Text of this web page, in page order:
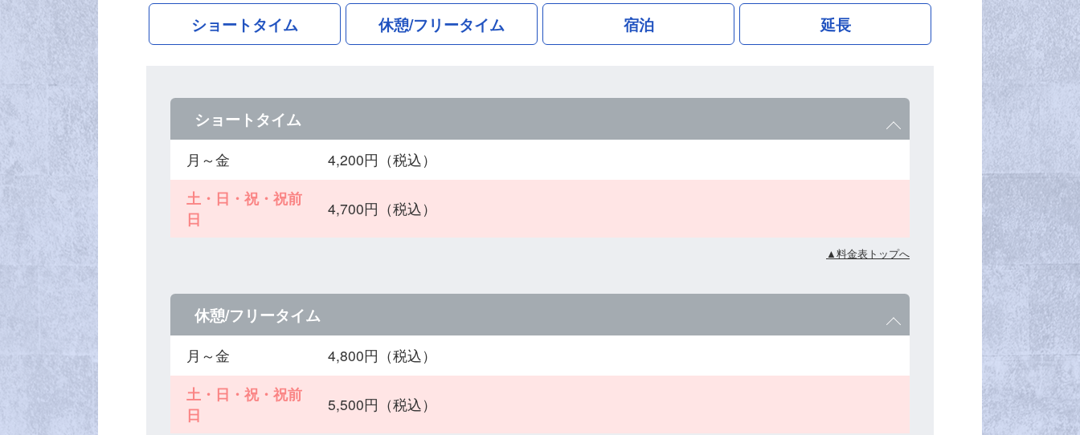
ショートタイム 休憩/フリータイム 宿泊 延長
ショートタイム
月～金
4,200円（税込）
土・日・祝・祝前
日
4,700円（税込）
▲料金表トップへ
休憩/フリータイム
月～金
4,800円（税込）
土・日・祝・祝前
日
5,500円（税込）